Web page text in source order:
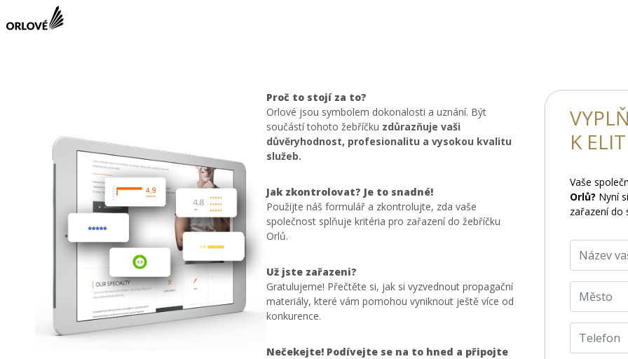
Proč to stojí za to?
Orlové jsou symbolem dokonalosti a uznání. Být
součástí tohoto žebříčku zdůrazňuje vaši
důvěryhodnost, profesionalitu a vysokou kvalitu
služeb.
Jak zkontrolovat? Je to snadné!
Použijte náš formulář a zkontrolujte, zda vaše
společnost splňuje kritéria pro zařazení do žebříčku
Orlů.
Už jste zařazeni?
Gratulujeme! Přečtěte si, jak si vyzvednout propagační
materiály, které vám pomohou vyniknout ještě více od
konkurence.
Nečekejte! Podívejte se na to hned a připojte
K
Vaše
Orlů? Nyní
zařazení do